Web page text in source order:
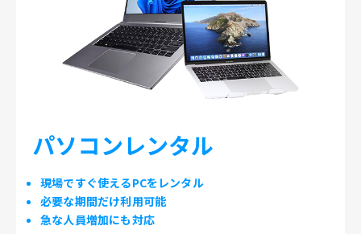
パソコンレンタル
現場ですぐ使えるPCをレンタル
必要な期間だけ利用可能
急な人員増加にも対応